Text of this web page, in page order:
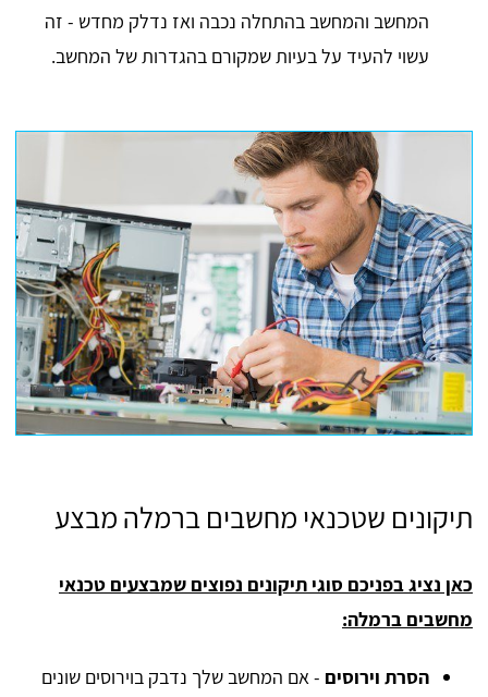
המחשב והמחשב בהתחלה נכבה ואז נדלק מחדש - זה
עשוי להעיד על בעיות שמקורם בהגדרות של המחשב.
תיקונים שטכנאי מחשבים ברמלה מבצע
כאן נציג בפניכם סוגי תיקונים נפוצים שמבצעים טכנאי
מחשבים ברמלה:
הסרת וירוסים - אם המחשב שלך נדבק בוירוסים שונים